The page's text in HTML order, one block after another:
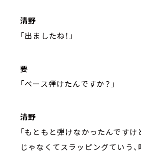
清野
「出ましたね！」
要
「ベース弾けたんですか？」
清野
「もともと弾けなかったんですけ
じゃなくてスラッピングていう